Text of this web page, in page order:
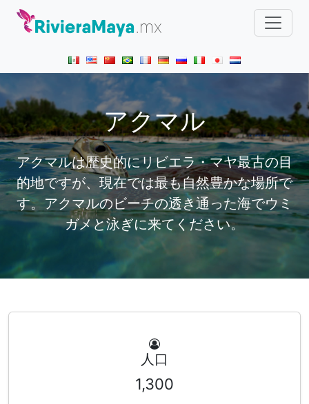
アクマル
アクマルは歴史的にリビエラ・マヤ最古の目
的地ですが、現在では最も自然豊かな場所で
す。アクマルのビーチの透き通った海でウミ
ガメと泳ぎに来てください。
人口
1,300